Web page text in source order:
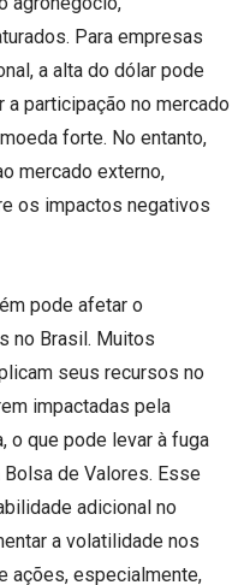
Para empresas
a alta do dólar pode
a participação no mercado
forte. No entanto,
mercado externo,
os impactos negativos
pode afetar o
no Brasil. Muitos
seus recursos no
impactadas pela
o que pode levar à fuga
de Valores. Esse
adicional no
a volatilidade nos
ações, especialmente,